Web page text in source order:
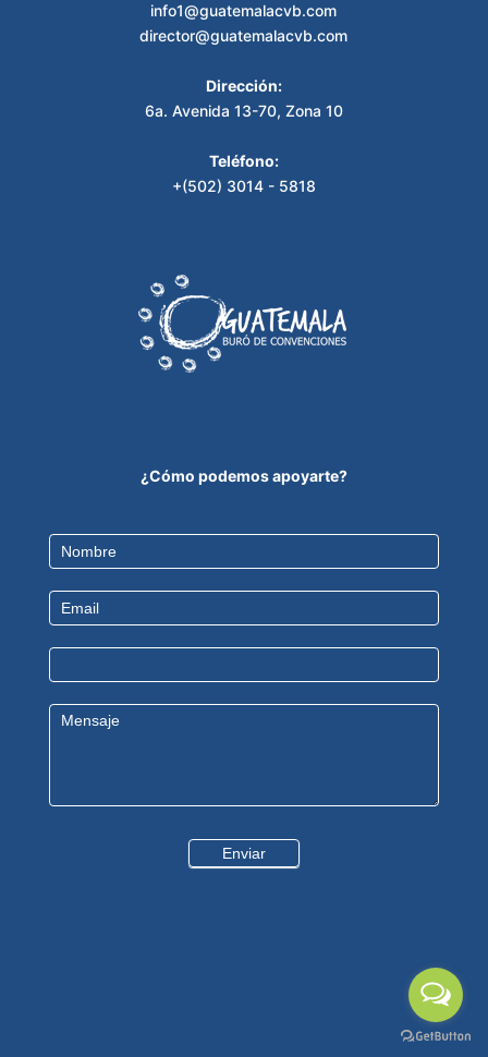
info1@guatemalacvb.com
director@guatemalacvb.com
Dirección:
6a. Avenida 13-70, Zona 10
Teléfono:
+(502) 3014 - 5818
¿Cómo podemos apoyarte?
Contact
Us
Enviar